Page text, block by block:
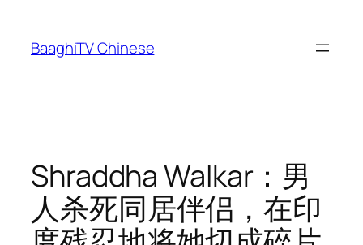
content
BaaghiTV Chinese
Shraddha Walkar：男
人杀死同居伴侣，在印